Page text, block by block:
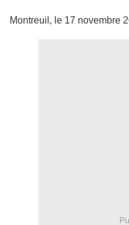
Montreuil, le 17 novembre